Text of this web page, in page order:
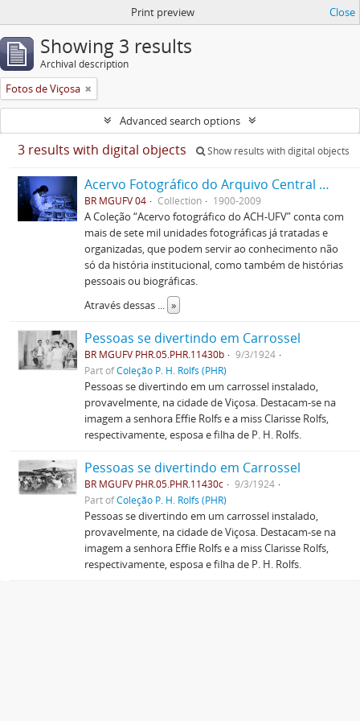
Print preview Close
Showing 3 results
Archival description
Fotos de Viçosa
Advanced search options
3 results with digital objects Show results with digital objects
Acervo Fotográfico do Arquivo Central Histórico da UFV
BR MGUFV 04 Collection 1900-2009
A Coleção “Acervo fotográfico do ACH-UFV” conta com
mais de sete mil unidades fotográficas já tratadas e
organizadas, que podem servir ao conhecimento não
só da história institucional, como também de histórias
pessoais ou biográficas.
Através dessas ... »
Pessoas se divertindo em Carrossel
BR MGUFV PHR.05.PHR.11430b
9/3/1924
Part ofColeção P. H. Rolfs (PHR)
Pessoas se divertindo em um carrossel instalado,
provavelmente, na cidade de Viçosa. Destacam-se na
imagem a senhora Effie Rolfs e a miss Clarisse Rolfs,
respectivamente, esposa e filha de P. H. Rolfs.
Pessoas se divertindo em Carrossel
BR MGUFV PHR.05.PHR.11430c
9/3/1924
Part ofColeção P. H. Rolfs (PHR)
Pessoas se divertindo em um carrossel instalado,
provavelmente, na cidade de Viçosa. Destacam-se na
imagem a senhora Effie Rolfs e a miss Clarisse Rolfs,
respectivamente, esposa e filha de P. H. Rolfs.